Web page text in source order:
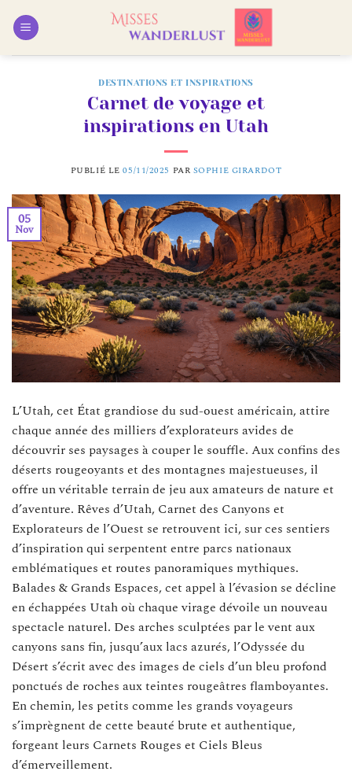
DESTINATIONS ET INSPIRATIONS
Carnet de voyage et
inspirations en Utah
PUBLIÉ LE05/11/2025 PAR SOPHIE GIRARDOT
05
Nov
L’Utah, cet État grandiose du sud-ouest américain, attire
chaque année des milliers d’explorateurs avides de
découvrir ses paysages à couper le souffle. Aux confins des
déserts rougeoyants et des montagnes majestueuses, il
offre un véritable terrain de jeu aux amateurs de nature et
d’aventure. Rêves d’Utah, Carnet des Canyons et
Explorateurs de l’Ouest se retrouvent ici, sur ces sentiers
d’inspiration qui serpentent entre parcs nationaux
emblématiques et routes panoramiques mythiques.
Balades & Grands Espaces, cet appel à l’évasion se décline
en échappées Utah où chaque virage dévoile un nouveau
spectacle naturel. Des arches sculptées par le vent aux
canyons sans fin, jusqu’aux lacs azurés, l’Odyssée du
Désert s’écrit avec des images de ciels d’un bleu profond
ponctués de roches aux teintes rougeâtres flamboyantes.
En chemin, les petits comme les grands voyageurs
s’imprègnent de cette beauté brute et authentique,
forgeant leurs Carnets Rouges et Ciels Bleus
d’émerveillement.